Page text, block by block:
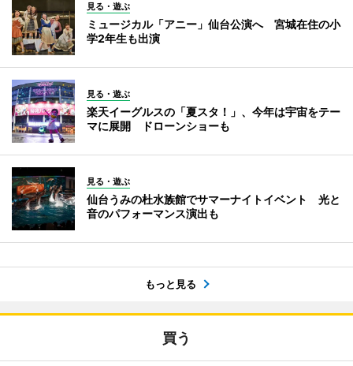
見る・遊ぶ
ミュージカル「アニー」仙台公演へ 宮城在住の小
学2年生も出演
見る・遊ぶ
楽天イーグルスの「夏スタ！」、今年は宇宙をテー
マに展開 ドローンショーも
見る・遊ぶ
仙台うみの杜水族館でサマーナイトイベント 光と
音のパフォーマンス演出も
もっと見る
買う